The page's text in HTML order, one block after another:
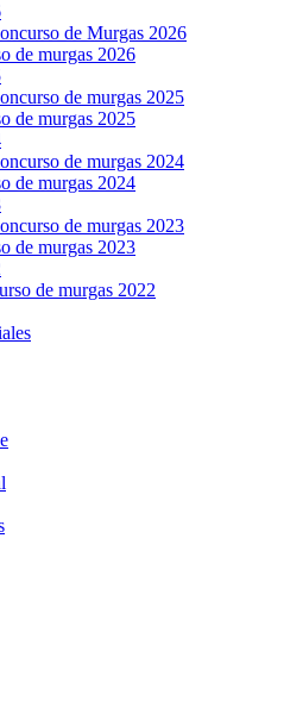
de Murgas 2026
de murgas 2026
de murgas 2025
de murgas 2025
de murgas 2024
de murgas 2024
de murgas 2023
de murgas 2023
de murgas 2022